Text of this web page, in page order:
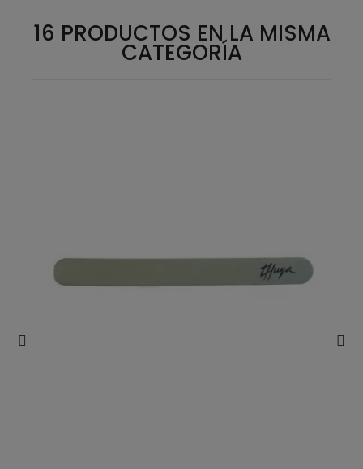
16 PRODUCTOS EN LA MISMA
CATEGORÍA